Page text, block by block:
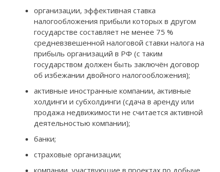
организации, эффективная ставка
налогообложения прибыли которых в другом
государстве составляет не менее 75 %
средневзвешенной налоговой ставки налога на
прибыль организаций в РФ (с таким
государством должен быть заключён договор
об избежании двойного налогообложения);
активные иностранные компании, активные
холдинги и субхолдинги (сдача в аренду или
продажа недвижимости не считается активной
деятельностью компании);
банки;
страховые организации;
компании, участвующие в проектах по добыче